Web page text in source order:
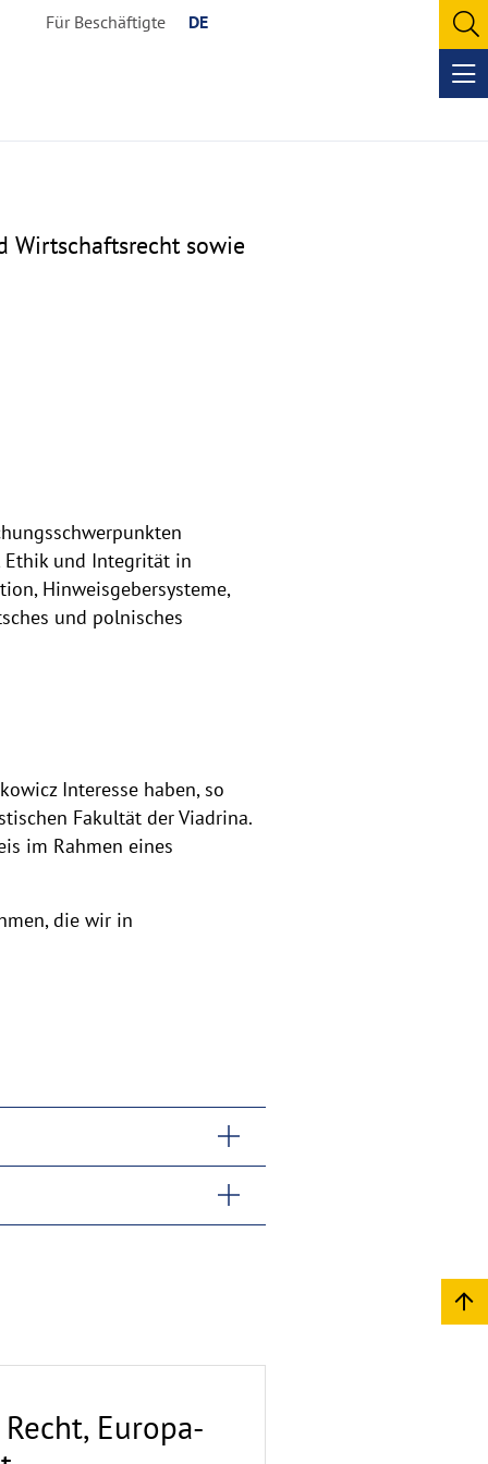
Für Beschäftigte DE
Wirtschaftsrecht sowie
Ethik und Integrität in
Hinweisgebersysteme,
und polnisches
Interesse haben, so
Fakultät der Viadrina.
im Rahmen eines
die wir in
Europa-